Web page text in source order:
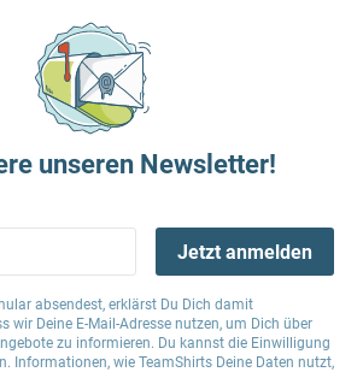
unseren Newsletter!
Jetzt anmelden
absendest, erklärst Du Dich damit
wir Deine E-Mail-Adresse nutzen, um Dich über
zu informieren. Du kannst die Einwilligung
Informationen, wie TeamShirts Deine Daten nutzt,